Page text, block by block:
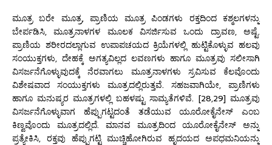
ಮೂತ್ರ ಬರೇ ಮೂತ್ರ, ಪ್ರಾಣಿಯ ಮೂತ್ರ ಪಿಂಡಗಳು ರಕ್ತದಿಂದ ಕಶ್ಮಲಗಳನ್ನು
ಬೇರ್ಪಡಿಸಿ, ಮೂತ್ರನಾಳಗಳ ಮೂಲಕ ವಿಸರ್ಜಿಸುವ ಒಂದು ದ್ರಾವಣ, ಅಷ್ಟೆ.
ಪ್ರಾಣಿಯ ಶರೀರದಲ್ಲಾಗುವ ಉಪಾಪಚಯದ ಕ್ರಿಯೆಗಳಲ್ಲಿ ಹುಟ್ಟಿಕೊಳ್ಳುವ ಹಲವು
ಸಂಯುಕ್ತಗಳು, ದೇಹಕ್ಕೆ ಅಗತ್ಯವಿಲ್ಲದ ಲವಣಗಳು ಹಾಗೂ ಮೂತ್ರವು ಸಲೀಸಾಗಿ
ವಿಸರ್ಜನೆಗೊಳ್ಳುವುದಕ್ಕೆ ನೆರವಾಗಲು ಮೂತ್ರನಾಳಗಳು ಸ್ರವಿಸುವ ಕೆಲವೊಂದು
ವಿಶೇಷವಾದ ಸಂಯುಕ್ತಗಳು ಮೂತ್ರದಲ್ಲಿರುತ್ತವೆ. ಸಹಜವಾಗಿಯೇ, ಪ್ರಾಣಿಗಳು
ಹಾಗೂ ಮನುಷ್ಯರ ಮೂತ್ರಗಳಲ್ಲಿ ಬಹಳಷ್ಟು ಸಾಮ್ಯತೆಗಳಿವೆ. [28,29] ಮೂತ್ರವು
ವಿಸರ್ಜನೆಗೊಳ್ಳುವಾಗ ಹೆಪ್ಪುಗಟ್ಟದಂತೆ ತಡೆಯುವ ಯೂರೋಕೈನೇಸ್ ಎಂಬ
ಕಿಣ್ವವೊಂದು ಮೂತ್ರದಲ್ಲಿದೆ. ಮಾನವ ಮೂತ್ರದಿಂದ ಯೂರೋಕೈನೇಸ್ ಅನ್ನು
ಪ್ರತ್ಯೇಕಿಸಿ, ರಕ್ತವು ಹೆಪ್ಪುಗಟ್ಟಿ ಮುಚ್ಚಿಹೋಗಿರುವ ಹೃದಯದ ಅಪಧಮನಿಯನ್ನು